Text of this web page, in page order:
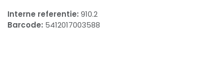
Interne referentie: 910.2
Barcode: 5412017003588